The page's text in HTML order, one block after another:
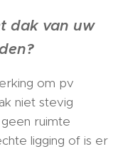
dak van uw
om pv
niet stevig
ruimte
ligging of is er